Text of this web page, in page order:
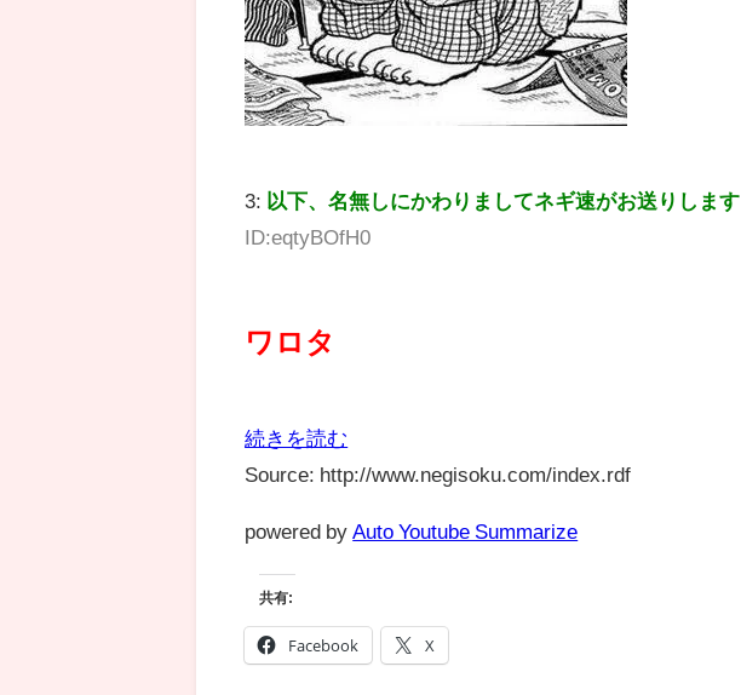
3: 以下、名無しにかわりましてネギ速がお送りします
ID:eqtyBOfH0
ワロタ
続きを読む
Source: http://www.negisoku.com/index.rdf
powered by Auto Youtube Summarize
共有:
Facebook X